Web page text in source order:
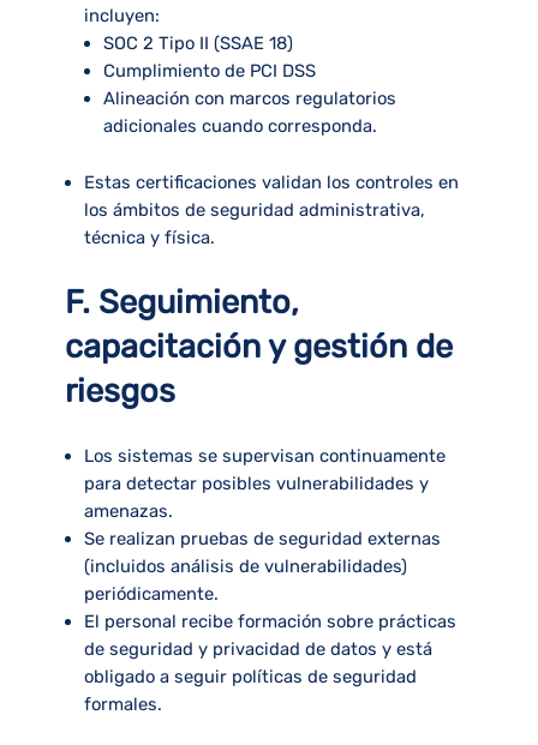
incluyen:
SOC 2 Tipo II (SSAE 18)
Cumplimiento de PCI DSS
Alineación con marcos regulatorios
adicionales cuando corresponda.
Estas certificaciones validan los controles en
los ámbitos de seguridad administrativa,
técnica y física.
F. Seguimiento,
capacitación y gestión de
riesgos
Los sistemas se supervisan continuamente
para detectar posibles vulnerabilidades y
amenazas.
Se realizan pruebas de seguridad externas
(incluidos análisis de vulnerabilidades)
periódicamente.
El personal recibe formación sobre prácticas
de seguridad y privacidad de datos y está
obligado a seguir políticas de seguridad
formales.